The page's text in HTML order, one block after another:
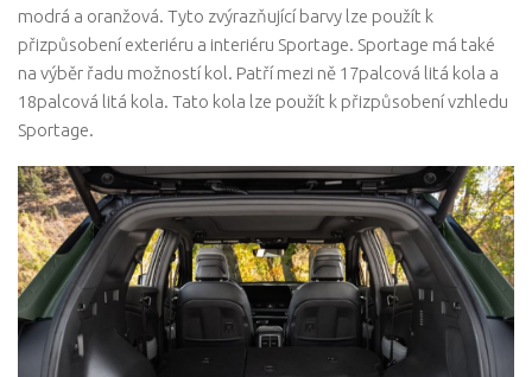
modrá a oranžová. Tyto zvýrazňující barvy lze použít k
přizpůsobení exteriéru a interiéru Sportage. Sportage má také
na výběr řadu možností kol. Patří mezi ně 17palcová litá kola a
18palcová litá kola. Tato kola lze použít k přizpůsobení vzhledu
Sportage.